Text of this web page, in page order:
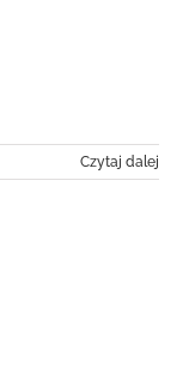
Czytaj dalej